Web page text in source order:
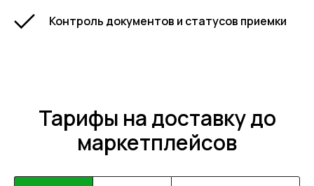
Контроль документов и статусов приемки
Тарифы на доставку до
маркетплейсов